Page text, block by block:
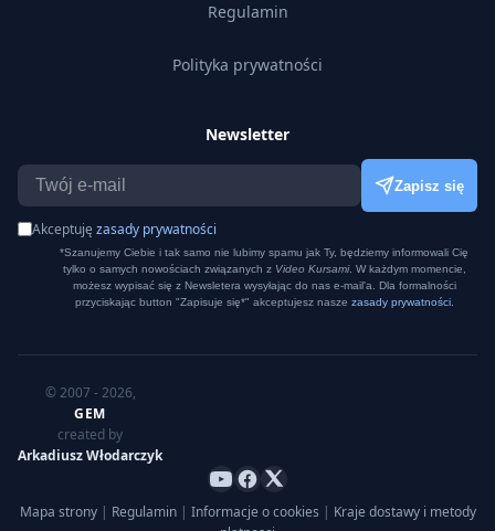
Regulamin
Polityka prywatności
Newsletter
Zapisz się
Akceptuję zasady prywatności
*Szanujemy Ciebie i tak samo nie lubimy spamu jak Ty, będziemy informowali Cię
tylko o samych nowościach związanych z Video Kursami. W każdym momencie,
możesz wypisać się z Newsletera wysyłając do nas e-mail'a. Dla formalności
przyciskając button "Zapisuje się*" akceptujesz nasze zasady prywatności.
© 2007 - 2026,
GEM
created by
Arkadiusz Włodarczyk
Mapa strony| Regulamin| Informacje o cookies | Kraje dostawy i metody